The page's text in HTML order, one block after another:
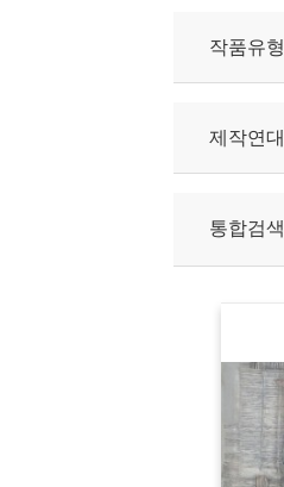
작품유형
제작연대
통합검색